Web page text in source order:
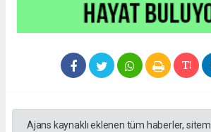
Ajans kaynaklı eklenen tüm haberler,